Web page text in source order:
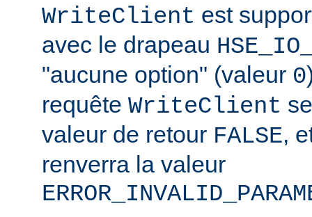
WriteClient est
avec le drapeau
"aucune option" (valeur 0
requête WriteClient
valeur de retour FALSE,
renverra la valeur